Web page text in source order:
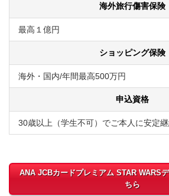
海外旅行傷害保険
最高１億円
ショッピング保険
海外・国内/年間最高500万円
申込資格
30歳以上（学生不可）でご本人に安定継
ANA JCBカードプレミアム STAR WARS
ちら